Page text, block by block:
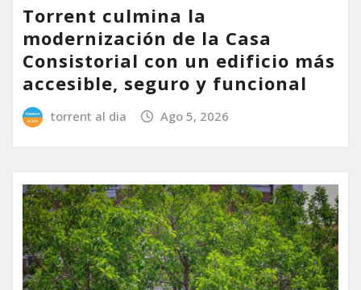
Torrent culmina la
modernización de la Casa
Consistorial con un edificio más
accesible, seguro y funcional
torrent al dia Ago 5, 2026